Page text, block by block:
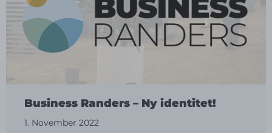
Business Randers – Ny identitet!
1. November 2022